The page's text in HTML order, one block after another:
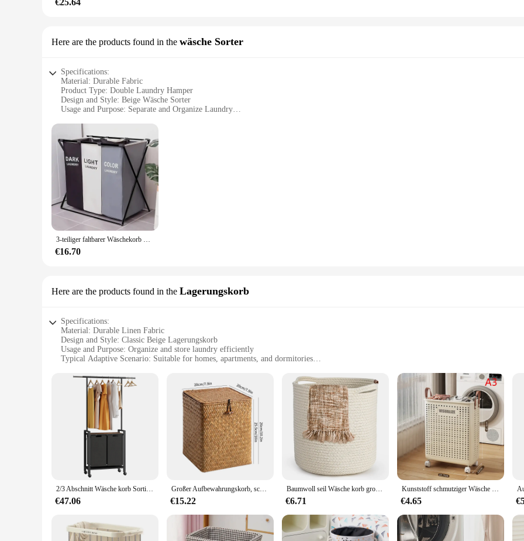
€25.64
Here are the products found in the wäsche Sorter
Specifications:
Material: Durable Fabric
Product Type: Double Laundry Hamper
Design and Style: Beige Wäsche Sorter
Usage and Purpose: Separate and Organize Laundry
Shape and Size: Large Capacity for Efficient Storage
Features:
**Efficient Organization and Storage**
The Double Laundry Hamper Beige is a thoughtful addition to any home or apartment, designed to streamline the laundry process and
for households with multiple family members or for those who frequently do laundry. The beige color adds a touch of elegance to any
durable fabric construction ensures that the hamper withstands the rigors of daily use, making it a reliable choice for long-term organization.
**Versatile and Convenient**
This laundry hamper is not just a storage solution; it's a versatile addition to your home. The double design allows for sorting laundry into
delicates and towels, neatly separated. The lightweight yet sturdy structure makes it easy to move around, and the large opening makes it
declutter your bedroom, maintain a neat laundry room, or organize a guest room, this hamper is an indispensable tool for keeping your
**For Vendors and Wholesale**
3-teiliger faltbarer Wäschekorb mit wasserdichten Oxford-Taschen und Aluminiumrahmen – dunkler heller Druck für die Aufbewahrung von Kleidung zu Hause
€16.70
Here are the products found in the Lagerungskorb
Specifications:
Material: Durable Linen Fabric
Design and Style: Classic Beige Lagerungskorb
Usage and Purpose: Organize and store laundry efficiently
Typical Adaptive Scenario: Suitable for homes, apartments, and dormitories
Performance and Property: Sturdy construction with a soft touch for easy handling
Features:
**Effortless Organization and Style**
The Double Laundry Hamper Beige is not just a storage solution; it's a statement piece that adds a touch of elegance to any room. The
decor, making it a versatile addition to your space. The durable linen fabric ensures that the hamper is not only stylish but also resilient,
looking to keep your laundry sorted or to add a functional yet fashionable piece to your home, this hamper is the perfect choice.
The Lagerungskorb is designed to cater to all your laundry needs. Its generous size allows you to store a significant amount of laundry,
for those who prefer to do laundry less frequently. The double compartments offer a clear separation between clean and dirty clothes,
feature is particularly beneficial for those who prefer to keep their laundry sorted, making the laundry process more manageable and
**Ideal for Wholesale and Vendors**
choice for a wide range of customers. The hamper's sturdy construction and stylish appearance ensure that it remains a popular choice for
accessories. Whether you're a retailer or a vendor, this product is sure to be a hit with your customers, offering both practicality and style.
2/3 Abschnitt Wäsche korb Sortierer mit Kleider stange und Holz regal 2/3 x 13gal Wäsche korb Organizer
€47.06
Großer Aufbewahrungskorb, schmutziger Wäschekorb, Aufbewahrungskörbe aus Korbgeflecht mit Deckel, Wäsche-Weidenkorb, Raumaufbewahrungskorb, Heimdekoration
€15.22
Baumwoll seil Wäsche korb großer Baumwoll seil Wäsche korb gewebter Korb mit Griffen gewebter Korb für Decken Kissen Handtücher
€6.71
Kunststoff schmutziger Wäsche korb mit Rad faltbar Haushalt schmutzige Kleidung Aufbewahrung skorb große Kapazität Bad Wäsche korb
€4.65